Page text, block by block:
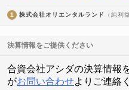
1 株式会社オリエンタルランド （純利
決算情報をご提供ください
合資会社アシダの決算情報
がお問い合わせよりご連絡